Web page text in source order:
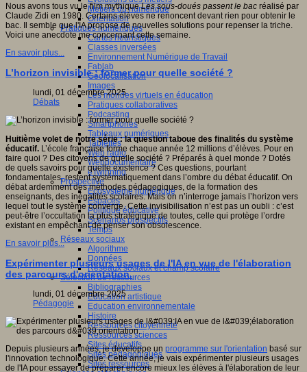
Métiers du numérique
Orientation
Pratiques numériques
Cartes heuristiques
Classes inversées
Environnement Numérique de Travail
Fablab
Géolocalisation
Images
Les mondes virtuels en éducation
Pratiques collaboratives
Podcasting
Smartphones
Tableaux numériques
Tablettes
Web radio
Webdocumentaire
eTwinning
Prospective
Ecosystème numérique
Espaces
Politique éducative
Scénarios prospectifs
Temps
Réseaux sociaux
Algorithme
Données
Réseaux sociaux et champ scolaire
Sélection de ressources
Bibliographies
Education artistique
Education environnementale
Histoire
Ressources citoyenneté
Ressources sciences
Sites éducatifs
Sites pédagogiques
Sites ressources
Nous avons tous vu le film mythiqueLes sous-doués passent le bac réalisé par
Claude Zidi en 1980. Certains élèves ne renoncent devant rien pour obtenir le
bac. Il semble que l'IA propose de nouvelles solutions pour repenser la triche.
Voici une anecdote me concernant cette semaine.
En savoir plus...
L’horizon invisible : former pour quelle société ?
lundi, 01 décembre 2025
Débats
Huitième volet de notre série : la question taboue des finalités du système
éducatif. L’école française forme chaque année 12 millions d’élèves. Pour en
faire quoi ? Des citoyens de quelle société ? Préparés à quel monde ? Dotés
de quels savoirs pour quelle existence ? Ces questions, pourtant
fondamentales, restent systématiquement dans l’ombre du débat éducatif. On
débat ardemment des méthodes pédagogiques, de la formation des
enseignants, des inégalités scolaires. Mais on n’interroge jamais l’horizon vers
lequel tout le système converge. Cette invisibilisation n’est pas un oubli : c’est
peut-être l’occultation la plus stratégique de toutes, celle qui protège l’ordre
existant en empêchant de penser son obsolescence.
En savoir plus...
Expérimenter plusieurs usages de l'IA en vue de l'élaboration
des parcours d'orientation.
lundi, 01 décembre 2025
Pédagogie
Depuis plusieurs années, je développe un programme sur l'orientation basé sur
l'innovation technologique. Cette année, je vais expérimenter plusieurs usages
de l'IA pour essayer de préparer encore mieux les élèves à l'élaboration de leur